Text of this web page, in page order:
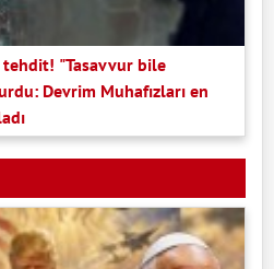
"Tasavvur bile
Devrim Muhafızları en